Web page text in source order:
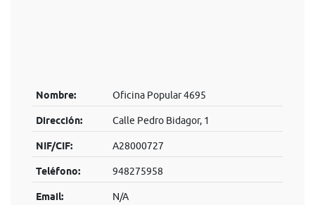
Nombre: Oficina Popular 4695
Dirección: Calle Pedro Bidagor, 1
NIF/CIF: A28000727
Teléfono: 948275958
Email: N/A